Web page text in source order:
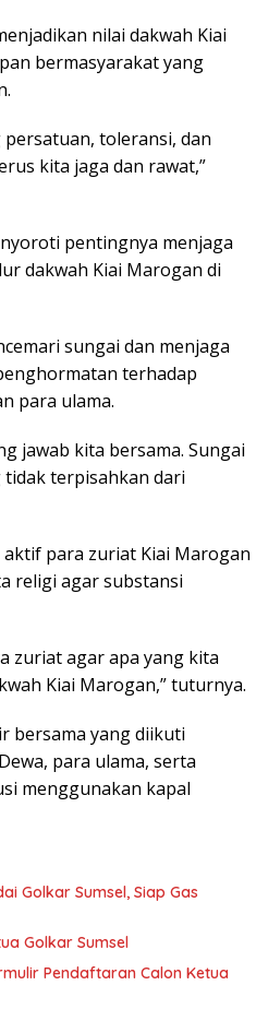
nilai dakwah Kiai
bermasyarakat yang
toleransi, dan
kita jaga dan rawat,”
pentingnya menjaga
dakwah Kiai Marogan di
sungai dan menjaga
terhadap
para ulama.
jawab kita bersama. Sungai
tidak terpisahkan dari
para zuriat Kiai Marogan
religi agar substansi
zuriat agar apa yang kita
Kiai Marogan,” tuturnya.
bersama yang diikuti
para ulama, serta
menggunakan kapal
Golkar Sumsel, Siap Gas
Golkar Sumsel
Pendaftaran Calon Ketua